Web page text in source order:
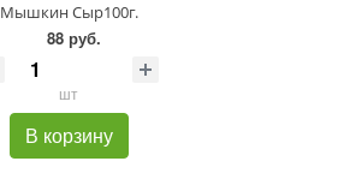
Мышкин Сыр100г.
88 руб.
шт
В корзину